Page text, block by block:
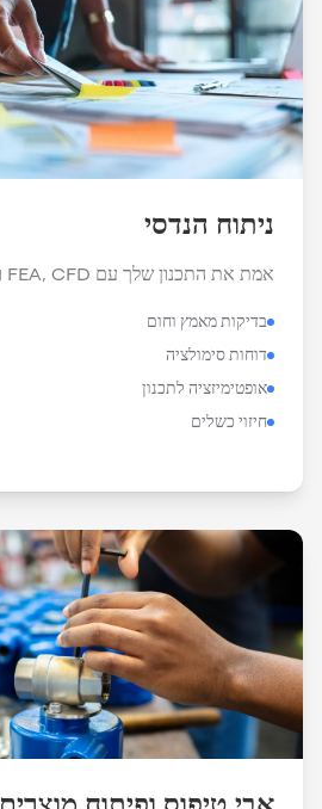
ניתוח הנדסי
אמת את התכנון שלך עם FEA, CFD ובדיקות תנועה.
בדיקות מאמץ וחום
דוחות סימולציה
אופטימיזציה לתכנון
חיזוי כשלים